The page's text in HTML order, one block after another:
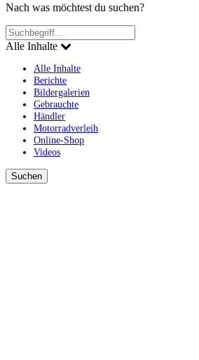
Nach was möchtest du suchen?
Alle Inhalte
Alle Inhalte
Berichte
Bildergalerien
Gebrauchte
Händler
Motorradverleih
Online-Shop
Videos
Suchen